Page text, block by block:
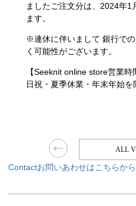
ましたご注文分は、2024年1
ます。
※連休に伴いまして 銀行で
く可能性がございます。
【Seeknit online store営業
日祝・夏季休業・年末年始を
ALL
Contactお問いあわせはこちらから